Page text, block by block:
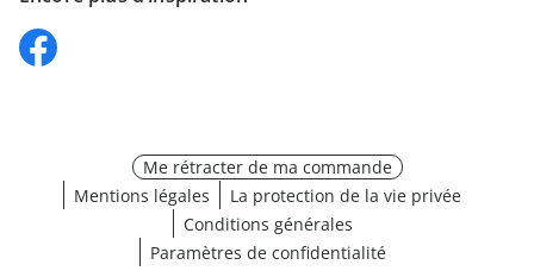
Me rétracter de ma commande
Mentions légales
La protection de la vie privée
Conditions générales
Paramètres de confidentialité